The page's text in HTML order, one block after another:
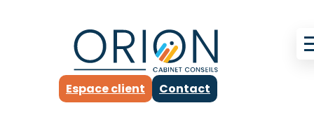
Espace client Contact